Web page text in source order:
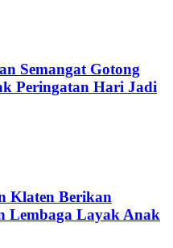
Semangat Gotong
Peringatan Hari Jadi
Klaten Berikan
Lembaga Layak Anak